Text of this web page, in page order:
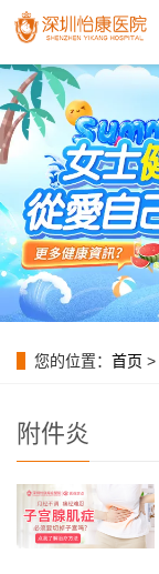
您的位置： 首页 >
附件炎